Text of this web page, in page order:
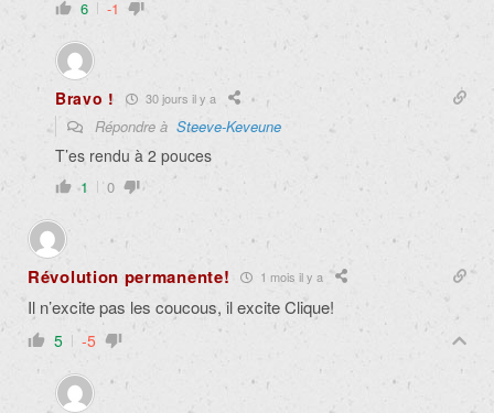
6 -1
Bravo ! 30 jours il y a
Répondre à Steeve-Keveune
T’es rendu à 2 pouces
1 0
Révolution permanente! 1 mois il y a
Il n’excite pas les coucous, il excite Clique!
5 -5